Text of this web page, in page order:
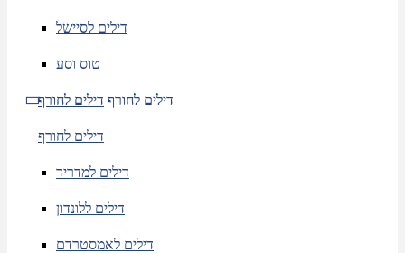
דילים לסיישל
טוס וסע
דילים לחורף דילים לחורף
דילים לחורף
דילים למדריד
דילים ללונדון
דילים לאמסטרדם